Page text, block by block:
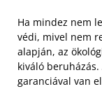
Ha mindez nem
védi, mivel nem
alapján, az
kiváló
garanciával van